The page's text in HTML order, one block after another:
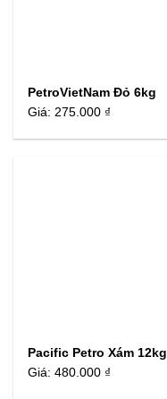
PetroVietNam Đỏ 6kg
Giá:275.000 ₫
Pacific Petro Xám 12kg
Giá:480.000 ₫